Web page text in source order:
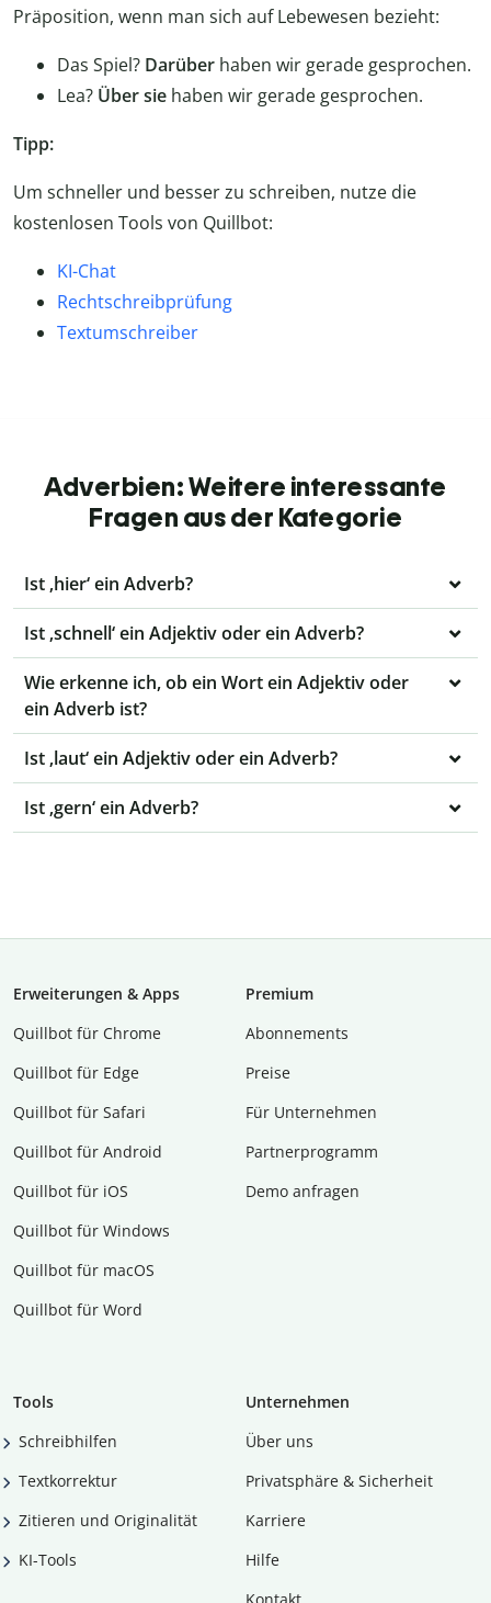
Präposition, wenn man sich auf Lebewesen bezieht:
Das Spiel? Darüber haben wir gerade gesprochen.
Lea? Über sie haben wir gerade gesprochen.
Tipp:
Um schneller und besser zu schreiben, nutze die
kostenlosen Tools von Quillbot:
KI-Chat
Rechtschreibprüfung
Textumschreiber
Adverbien: Weitere interessante
Fragen aus der Kategorie
Ist ‚hier‘ ein Adverb?
Ist ‚schnell‘ ein Adjektiv oder ein Adverb?
Wie erkenne ich, ob ein Wort ein Adjektiv oder
ein Adverb ist?
Ist ‚laut‘ ein Adjektiv oder ein Adverb?
Ist ‚gern‘ ein Adverb?
Erweiterungen & Apps
Quillbot für Chrome
Quillbot für Edge
Quillbot für Safari
Quillbot für Android
Quillbot für iOS
Quillbot für Windows
Quillbot für macOS
Quillbot für Word
Premium
Abon­ne­ments
Preise
Für Unternehmen
Partnerprogramm
Demo anfragen
Tools
Schreibhilfen
Textkorrektur
Zitieren und Originalität
KI-Tools
Unternehmen
Über uns
Privatsphäre & Sicherheit
Karriere
Hilfe